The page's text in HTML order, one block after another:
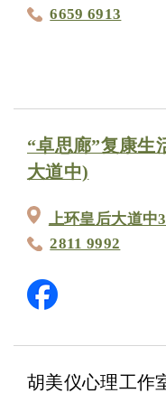
6659 6913
“卓思廊”复康生
大道中)
上环皇后大道中
2811 9992
胡美仪心理工作